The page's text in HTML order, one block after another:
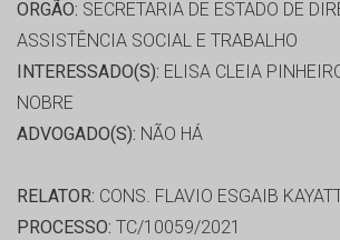
ORGÃO: SECRETARIA DE ESTADO DE
ASSISTÊNCIA SOCIAL E TRABALHO
INTERESSADO(S): ELISA CLEIA
NOBRE
ADVOGADO(S): NÃO HÁ
RELATOR: CONS. FLAVIO ESGAIB
PROCESSO: TC/10059/2021